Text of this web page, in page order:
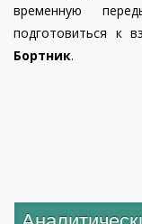
временную
подготовиться к
Бортник.